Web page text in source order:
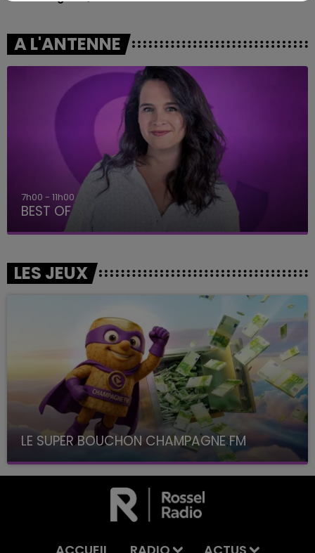
A L'ANTENNE
7h00 - 11h00
BEST OF
LES JEUX
LE SUPER BOUCHON CHAMPAGNE FM
avec La Famille Champagne FM, à 8H10